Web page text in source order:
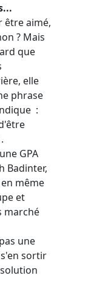
être aimé,
? Mais
que
elle
phrase
:
GPA
Badinter,
même
et
marché
une
sortir